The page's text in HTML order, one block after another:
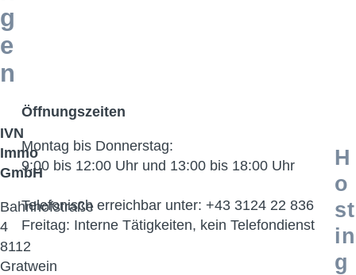
g
e
n
IVN
Immo
GmbH
Bahnhofstraße
4
8112
Gratwein
Öffnungszeiten
Montag bis Donnerstag:
9:00 bis 12:00 Uhr und 13:00 bis 18:00 Uhr
Telefonisch erreichbar unter: +43 3124 22 836
Freitag: Interne Tätigkeiten, kein Telefondienst
H
o
st
in
g